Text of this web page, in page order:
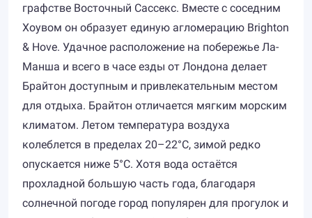
графстве Восточный Сассекс. Вместе с соседним
Хоувом он образует единую агломерацию Brighton
& Hove. Удачное расположение на побережье Ла-
Манша и всего в часе езды от Лондона делает
Брайтон доступным и привлекательным местом
для отдыха. Брайтон отличается мягким морским
климатом. Летом температура воздуха
колеблется в пределах 20–22°C, зимой редко
опускается ниже 5°C. Хотя вода остаётся
прохладной большую часть года, благодаря
солнечной погоде город популярен для прогулок и